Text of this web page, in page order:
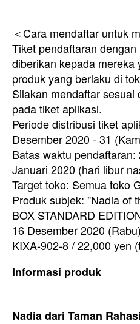
＜Cara mendaftar untuk
Tiket pendaftaran
diberikan kepada mereka
produk yang berlaku di
Silakan mendaftar
pada tiket aplikasi.
Periode distribusi tiket
Desember 2020 - 31
Batas waktu
Januari 2020 (hari libur
Target toko: Semua toko
Produk subjek: "Nadia of
BOX STANDARD
16 Desember 2020
KIXA-902-8 / 22,000 yen
Informasi produk
Nadia dari Taman